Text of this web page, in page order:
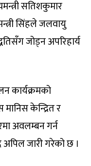
सतिशकुमार
सिंहले जलवायु
जोड्न अपरिहार्य
केन्द्रित र
अवलम्बन गर्न
जारी गरेको छ ।